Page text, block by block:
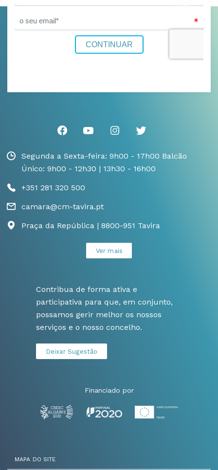
Segunda a Sexta-feira: 9h00 - 17h00 Balcão
Único: 9h00 - 12h30 | 13h30 - 16h00
+351 281 320 500
camara@cm-tavira.pt
Praça da República | 8800-951 Tavira
Ver mais
Contribua de forma ativa e
participativa para que, em conjunto,
possamos gerir melhor os nossos
serviços e o nosso concelho.
Deixar Sugestão
Financiado por
MAPA DO SITE